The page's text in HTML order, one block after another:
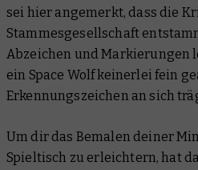
sei hier angemerkt, dass die
Stammesgesellschaft
Abzeichen und Markierungen
ein Space Wolf keinerlei fein
Erkennungszeichen an sich
Um dir das Bemalen deiner
Spieltisch zu erleichtern, hat